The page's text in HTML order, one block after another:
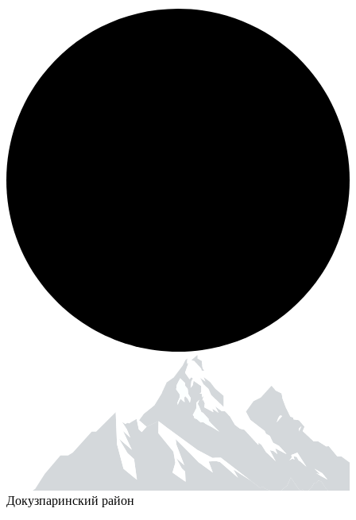
Докузпаринский район